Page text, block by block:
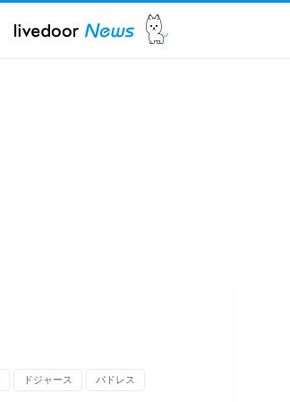
ドジャース パドレス